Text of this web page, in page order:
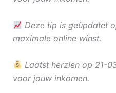
Deze tip is geüpdatet
maximale online winst.
Laatst herzien op 21-
voor jouw inkomen.